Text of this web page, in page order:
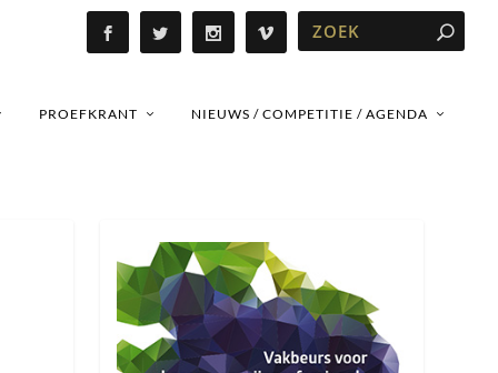
PROEFKRANT NIEUWS / COMPETITIE / AGENDA